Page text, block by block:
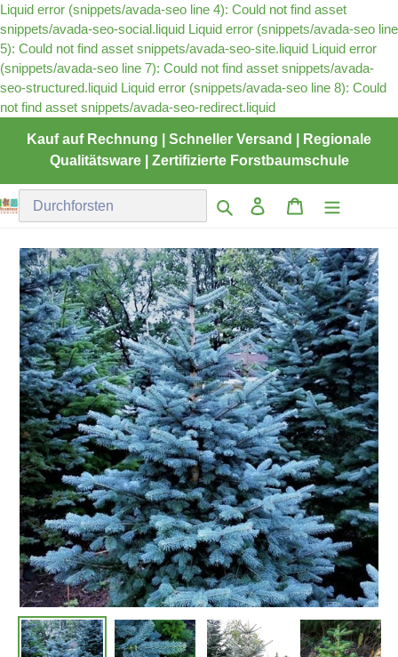
Liquid error (snippets/avada-seo line 4): Could not find asset
snippets/avada-seo-social.liquid Liquid error (snippets/avada-seo line
5): Could not find asset snippets/avada-seo-site.liquid Liquid error
(snippets/avada-seo line 7): Could not find asset snippets/avada-
seo-structured.liquid Liquid error (snippets/avada-seo line 8): Could
not find asset snippets/avada-seo-redirect.liquidDirekt
Inhalt
Kauf auf Rechnung | Schneller Versand | Regionale
Qualitätsware | Zertifizierte Forstbaumschule
Suchen EinloggenWarenkorb